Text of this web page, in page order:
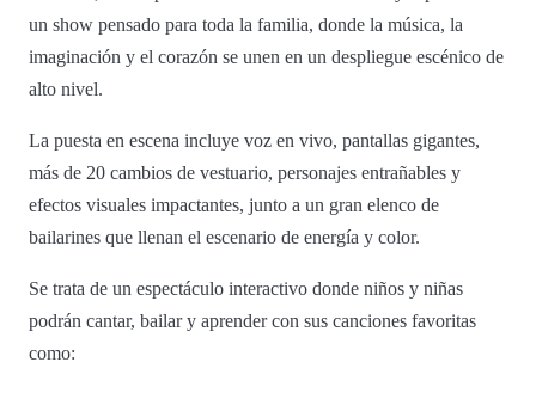
un show pensado para toda la familia, donde la música, la
imaginación y el corazón se unen en un despliegue escénico de
alto nivel.
La puesta en escena incluye voz en vivo, pantallas gigantes,
más de 20 cambios de vestuario, personajes entrañables y
efectos visuales impactantes, junto a un gran elenco de
bailarines que llenan el escenario de energía y color.
Se trata de un espectáculo interactivo donde niños y niñas
podrán cantar, bailar y aprender con sus canciones favoritas
como: